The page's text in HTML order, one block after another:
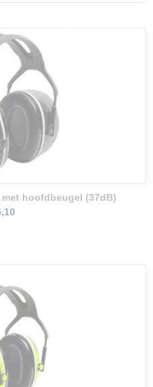
hoofdbeugel (37dB)